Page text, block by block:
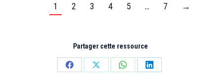
1 2 3 4 5 … 7 →
Partager cette ressource
PartagerPartagerPartagerPartager